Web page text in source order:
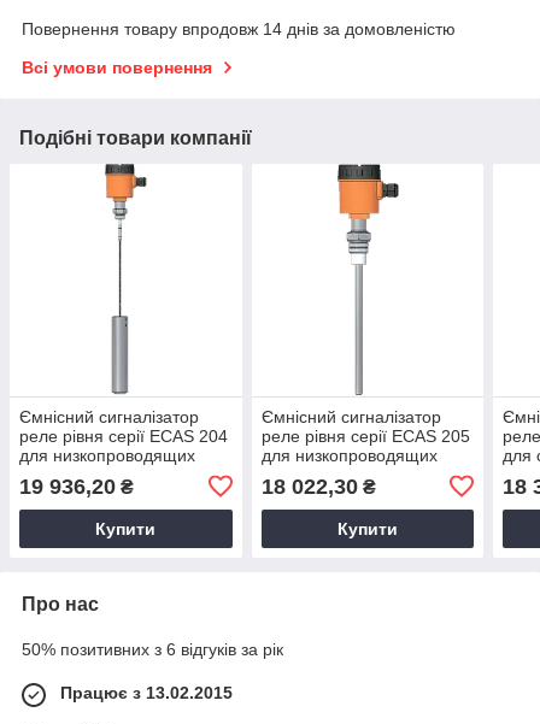
Повернення товару впродовж 14 днів за домовленістю
Всі умови повернення
Подібні товари компанії
Ємнісний сигналізатор
реле рівня серії ECAS 204
для низкопроводящих
19 936,20 ₴
Купити
Ємнісний сигналізатор
реле рівня серії ECAS 205
для низкопроводящих
18 022,30₴
Купити
для
18
Про нас
50% позитивних з 6 відгуків за рік
Працює з 13.02.2015